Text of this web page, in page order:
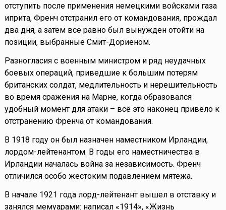
отступить после применения немецкими войсками газа
иприта, Френч отстранил его от командования, прождал
два дня, а затем всё равно был вынужден отойти на
позиции, выбранные Смит-Дориеном.
Разногласия с военным министром и ряд неудачных
боевых операций, приведшие к большим потерям
британских солдат, медлительность и нерешительность
во время сражения на Марне, когда образовался
удобный момент для атаки – всё это наконец привело к
отстранению Френча от командования.
В 1918 году он был назначен наместником Ирландии,
лордом-лейтенантом. В годы его наместничества в
Ирландии началась война за независимость. Френч
отличился особо жестоким подавлением мятежа.
В начале 1921 года лорд-лейтенант вышел в отставку и
занялся мемуарами: написал «1914», «Жизнь